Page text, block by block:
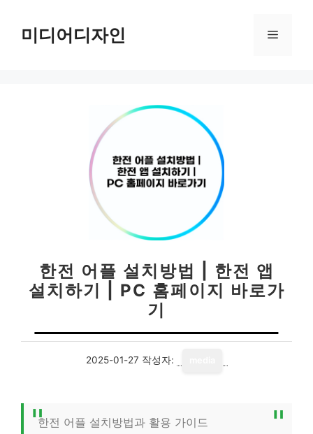
미디어디자인 메
한전 어플 설치방법 | 한전 앱
설치하기 | PC 홈페이지 바로가
기
2025-01-27 작성자:
한전 어플 설치방법과 활용 가이드